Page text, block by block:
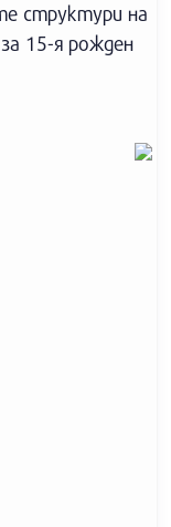
структури на
15-я рожден